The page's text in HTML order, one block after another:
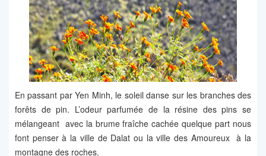
En passant par Yen Minh, le soleil danse sur les branches des
forêts de pin. L’odeur parfumée de la résine des pins se
mélangeant avec la brume fraîche cachée quelque part nous
font penser à la ville de Dalat ou la ville des Amoureux à la
montagne des roches.